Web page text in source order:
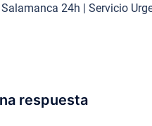
Salamanca 24h | Servicio
respuesta